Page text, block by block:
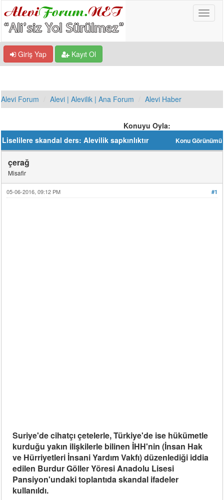
Giriş Yap Kayıt Ol
Alevi Forum Alevi | Alevilik | Ana Forum Alevi Haber
Konuyu Oyla:
Konu Görünümü
Liselilere skandal ders: Alevilik sapkınlıktır
çerağ
Misafir
#1
05-06-2016, 09:12 PM
Suriye'de cihatçı çetelerle, Türkiye'de ise hükümetle
kurduğu yakın ilişkilerle bilinen İHH'nin (İnsan Hak
ve Hürriyetleri İnsani Yardım Vakfı) düzenlediği iddia
edilen Burdur Göller Yöresi Anadolu Lisesi
Pansiyon'undaki toplantıda skandal ifadeler
kullanıldı.